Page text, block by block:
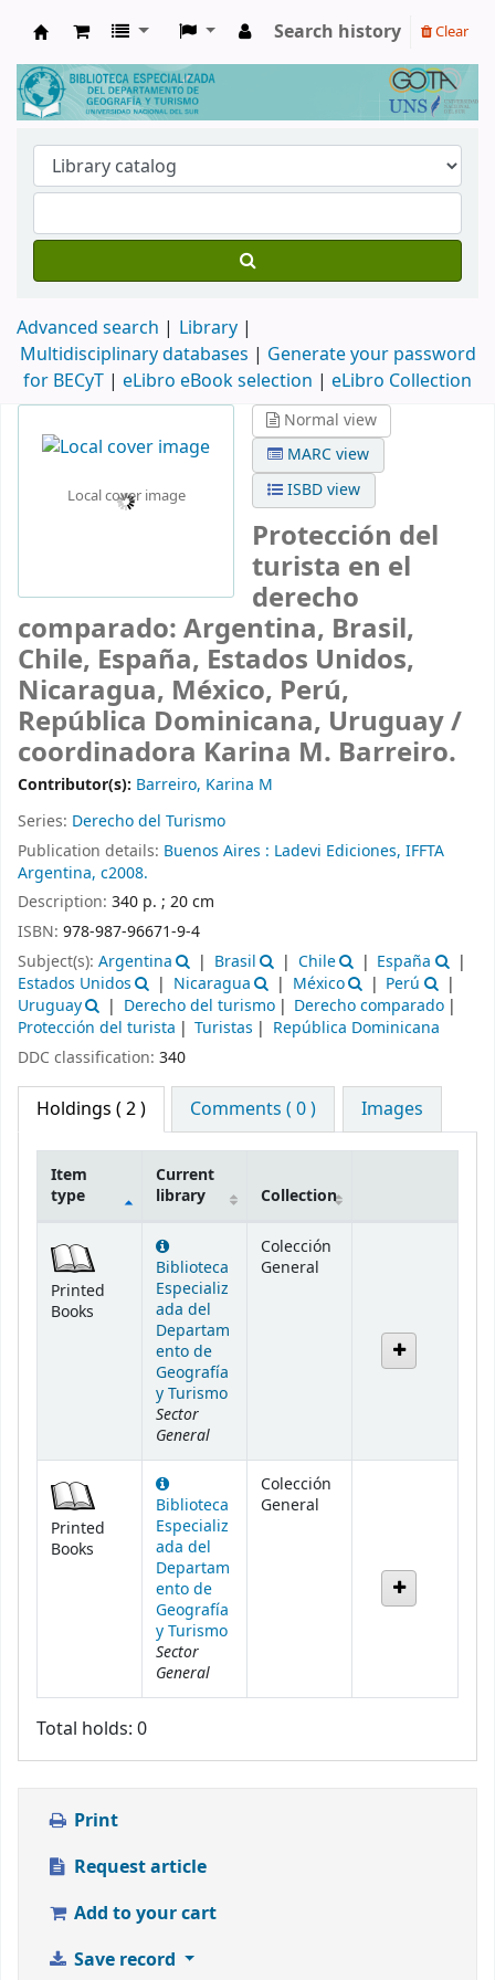
Biblioteca de Geografía y Turismo
Search history Clear
Advanced search
Library
Multidisciplinary databases | Generate your password
for BECyT | eLibro eBook selection | eLibro Collection
Local cover image
Normal view
MARC view
ISBD view
Protección del
turista en el
derecho
comparado: Argentina, Brasil,
Chile, España, Estados Unidos,
Nicaragua, México, Perú,
República Dominicana, Uruguay /
coordinadora Karina M. Barreiro.
Contributor(s): Barreiro, Karina M
Series: Derecho del Turismo
Publication details: Buenos Aires : Ladevi Ediciones, IFFTA
Argentina, c2008.
Description: 340 p. ; 20 cm
ISBN: 978-987-96671-9-4
Subject(s): Argentina Brasil Chile
España
Estados Unidos
Nicaragua México
Perú
Uruguay
Derecho del turismo
Derecho comparado
Protección del turista
Turistas
República Dominicana
DDC classification: 340
Holdings ( 2 ) Comments ( 0 ) Images
Item
type
Current
library
Collection
Printed
Books
Biblioteca
Especializ
ada del
Departam
ento de
Geografía
y Turismo
Sector
General
Colección
General
Printed
Books
Biblioteca
Especializ
ada del
Departam
ento de
Geografía
y Turismo
Sector
General
Colección
General
Total holds: 0
Print
Request article
Add to your cart
Save record